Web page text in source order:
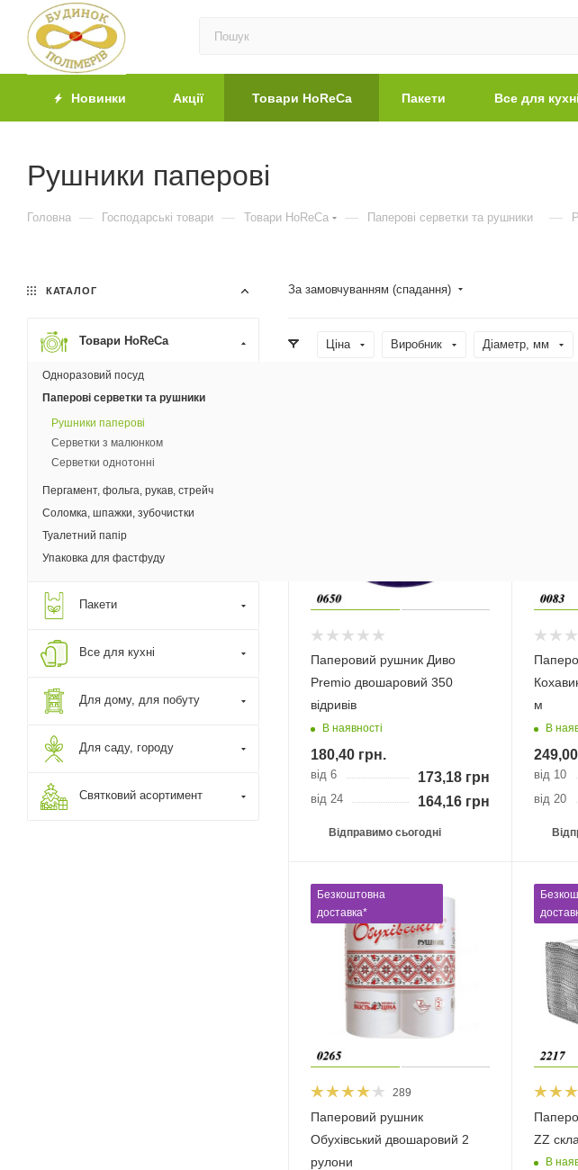
Новинки Акції Товари HoReCa Пакети Все для кухні
Рушники паперові
Головна — Господарські товари — Товари HoReCa — Паперові серветки та рушники —
За замовчуванням (спадання)
Ціна Виробник Діаметр, мм
Паперовий рушник Диво
Premio двошаровий 350
відривів
В наявності
180,40 грн.
від 6 173,18грн.
від 24 164,16грн.
Відправимо сьогодні
м
В
249,00
від 10
від 20
Безкоштовна
доставка*
289
Паперовий рушник
Обухівський двошаровий 2
рулони
ZZ
В
КАТАЛОГ
Товари HoReCa
Одноразовий посуд
Паперові серветки та рушники
Рушники паперові
Серветки з малюнком
Серветки однотонні
Пергамент, фольга, рукав, стрейч
Соломка, шпажки, зубочистки
Туалетний папір
Упаковка для фастфуду
Пакети
Все для кухні
Для дому, для побуту
Для саду, городу
Святковий асортимент